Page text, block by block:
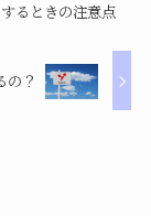
るときの注意点
の？